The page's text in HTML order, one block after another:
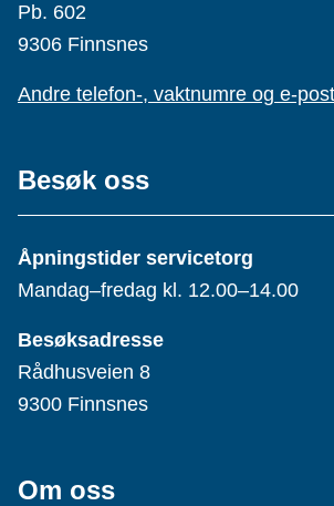
Pb. 602
9306 Finnsnes
Andre telefon-, vaktnumre og e-
Besøk oss
Åpningstider servicetorg
Mandag–fredag kl. 12.00–14.00
Besøksadresse
Rådhusveien 8
9300 Finnsnes
Om oss